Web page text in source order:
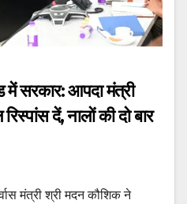
सरकार: आपदा मंत्री
दें, नालों की दो बार
मंत्री श्री मदन कौशिक ने